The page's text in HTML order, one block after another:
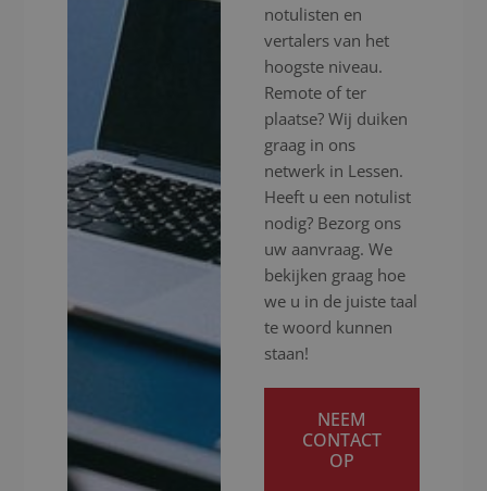
notulisten en
vertalers van het
hoogste niveau.
Remote of ter
plaatse? Wij duiken
graag in ons
netwerk in Lessen.
Heeft u een notulist
nodig? Bezorg ons
uw aanvraag. We
bekijken graag hoe
we u in de juiste taal
te woord kunnen
staan!
NEEM
CONTACT
OP